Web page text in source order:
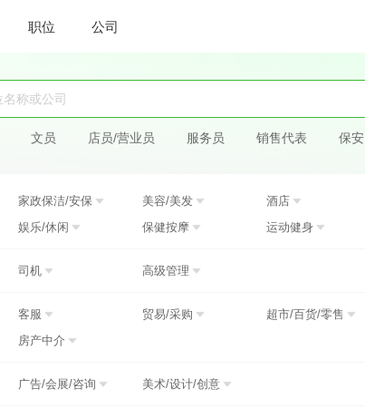
职位 公司
文员 店员/营业员 服务员 销售代表 保安
家政保洁/安保 美容/美发
酒店
娱乐/休闲 保健按摩 运动健身
司机 高级管理
客服 贸易/采购
超市/百货/零售
房产中介
广告/会展/咨询 美术/设计/创意